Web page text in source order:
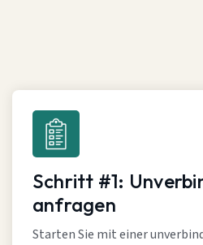
Schritt #1:
anfragen
Starten Sie mit einer